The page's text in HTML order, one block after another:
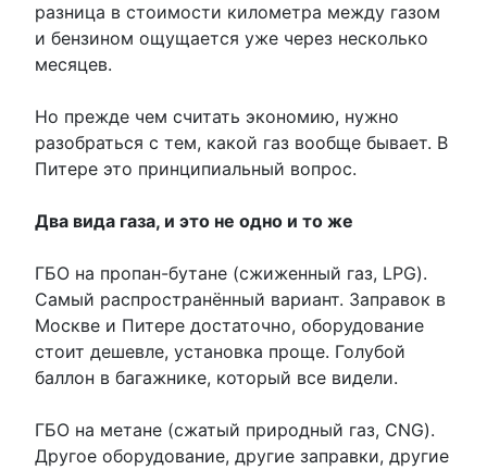
разница в стоимости километра между газом
и бензином ощущается уже через несколько
месяцев.
Но прежде чем считать экономию, нужно
разобраться с тем, какой газ вообще бывает. В
Питере это принципиальный вопрос.
Два вида газа, и это не одно и то же
ГБО на пропан-бутане (сжиженный газ, LPG).
Самый распространённый вариант. Заправок в
Москве и Питере достаточно, оборудование
стоит дешевле, установка проще. Голубой
баллон в багажнике, который все видели.
ГБО на метане (сжатый природный газ, CNG).
Другое оборудование, другие заправки, другие